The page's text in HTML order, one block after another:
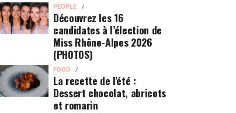
PEOPLE
Découvrez les 16
candidates à l’élection de
Miss Rhône-Alpes 2026
(PHOTOS)
FOOD
La recette de l'été :
Dessert chocolat, abricots
et romarin